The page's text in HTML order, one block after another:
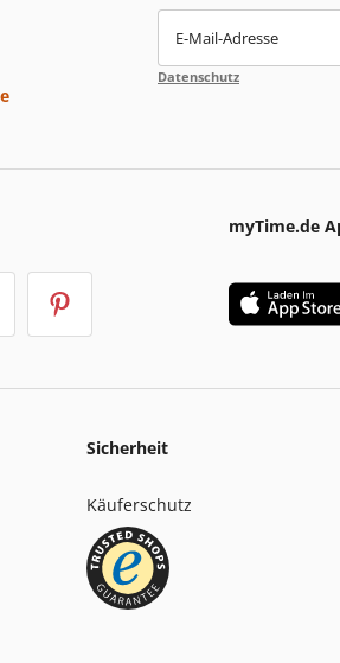
E-Mail-Adresse
Datenschutz
myTime.de
Sicherheit
Käuferschutz